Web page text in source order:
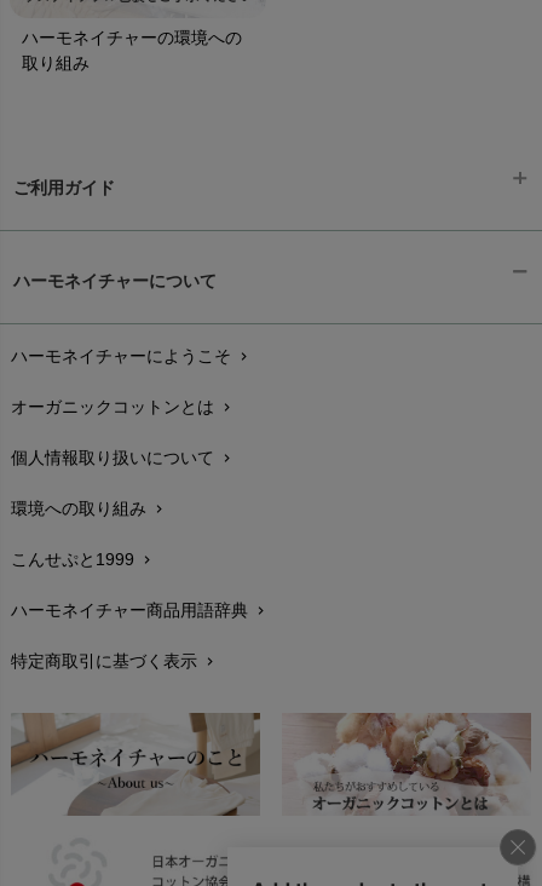
ハーモネイチャーの環境への
取り組み
ご利用ガイド
配送と送料chevron_right
在庫状況と発送予定chevron_right
サイズ・寸法chevron_right
生地・素材chevron_right
お手入れについて
レビューを書こうchevron_right
返品交換chevron_right
FAXでのご注文
お問い合わせchevron_right
ハーモネイチャーについて
ハーモネイチャーにようこそ chevron_right
オーガニックコットンとは chevron_right
個人情報取り扱いについて chevron_right
環境への取り組み chevron_right
こんせぷと1999 chevron_right
ハーモネイチャー商品用語辞典 chevron_right
特定商取引に基づく表示 chevron_right